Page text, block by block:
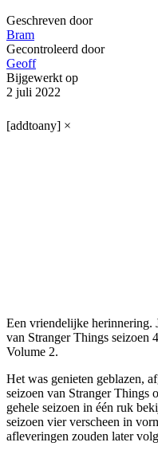
Geschreven door
Bram
Gecontroleerd door
Geoff
Bijgewerkt op
2 juli 2022
[addtoany] ×
Een vriendelijke herinnering.
van Stranger Things
Volume 2.
Het was genieten geblazen,
seizoen van Stranger Things
gehele seizoen in één ruk
seizoen vier verscheen in
afleveringen zouden later